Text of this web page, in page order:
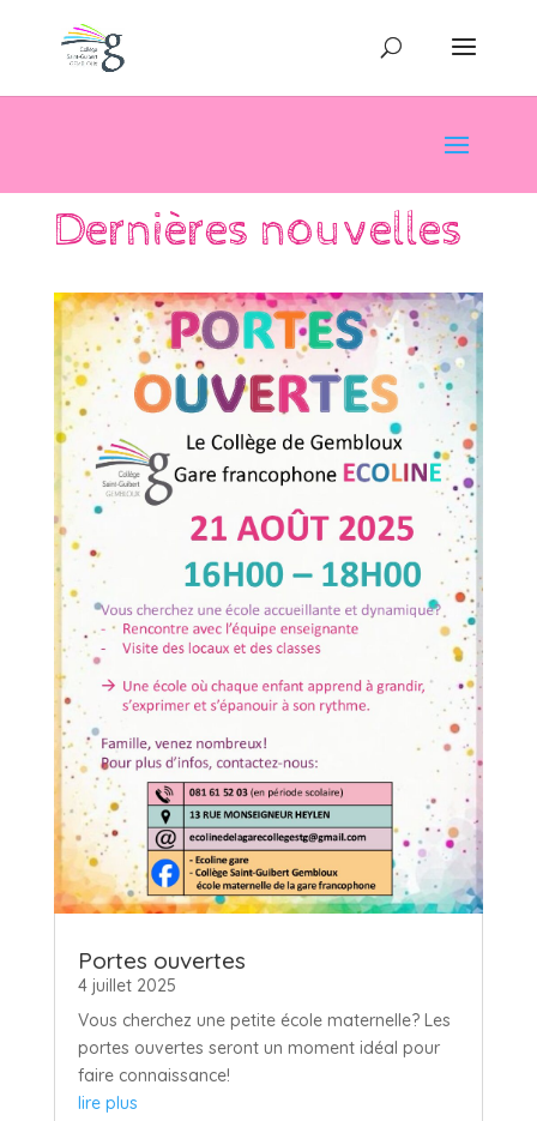
Dernières nouvelles
Portes ouvertes
4 juillet 2025
Vous cherchez une petite école maternelle? Les
portes ouvertes seront un moment idéal pour
faire connaissance!
lire plus